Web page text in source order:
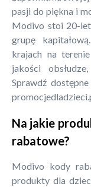
pasji do piękna i
Modivo stoi 20-
grupę
krajach na
jakości
Sprawdź
Na jakie
rabatowe?
Modivo kody
produkty dla